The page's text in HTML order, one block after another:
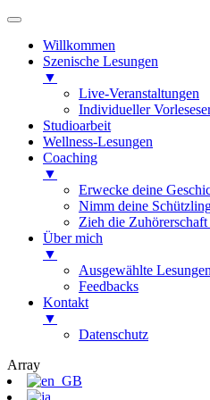
Willkommen
Szenische Lesungen
▼
Live-Veranstaltungen
Individueller
Studioarbeit
Wellness-Lesungen
Coaching
▼
Erwecke deine
Nimm deine
Zieh die
Über mich
▼
Ausgewählte Lesungen
Feedbacks
Kontakt
▼
Datenschutz
Array